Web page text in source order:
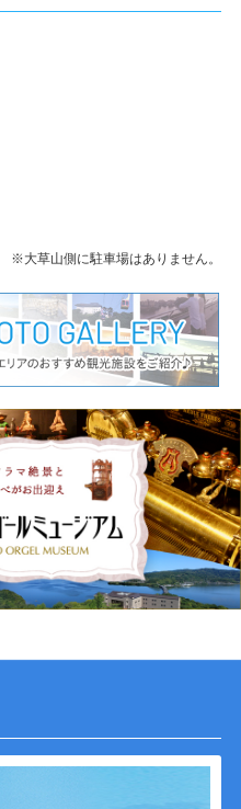
※大草山側に駐車場はありません。